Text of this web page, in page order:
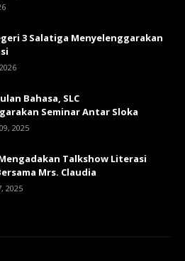
3 Salatiga Menyelenggarakan
Bahasa, SLC
Seminar Antar Sloka
2025
Mengadakan Talkshow Literasi
Mrs. Claudia
2025